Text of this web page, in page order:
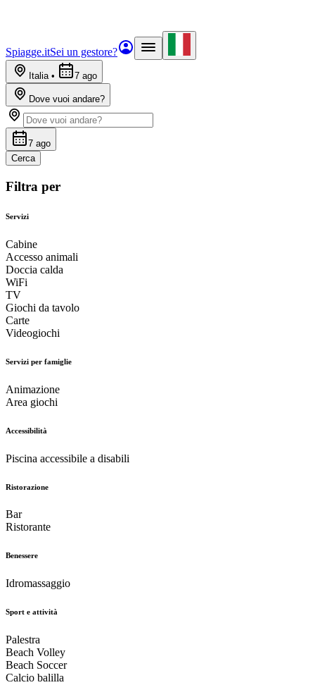
Spiagge.itSei un gestore?
Italia• 7 ago
Dove vuoi andare?
7 ago
Cerca
Filtra per
Servizi
Cabine
Accesso animali
Doccia calda
WiFi
TV
Giochi da tavolo
Carte
Videogiochi
Servizi per famiglie
Animazione
Area giochi
Accessibilità
Piscina accessibile a disabili
Ristorazione
Bar
Ristorante
Benessere
Idromassaggio
Sport e attività
Palestra
Beach Volley
Beach Soccer
Calcio balilla